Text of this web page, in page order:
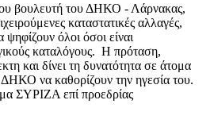
βουλευτή του ΔΗΚΟ - Λάρνακας,
καταστατικές αλλαγές,
ψηφίζουν όλοι όσοι είναι
καταλόγους. Η πρόταση,
και δίνει τη δυνατότητα σε άτομα
να καθορίζουν την ηγεσία του.
ΣΥΡΙΖΑ επί προεδρίας